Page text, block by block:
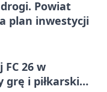
Powiat
plan inwestycji
26 w
grę i piłkarski